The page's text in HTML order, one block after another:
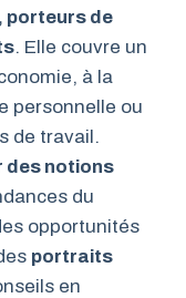
porteurs de
. Elle couvre un
à la
personnelle ou
de travail.
des notions
du
opportunités
portraits
en